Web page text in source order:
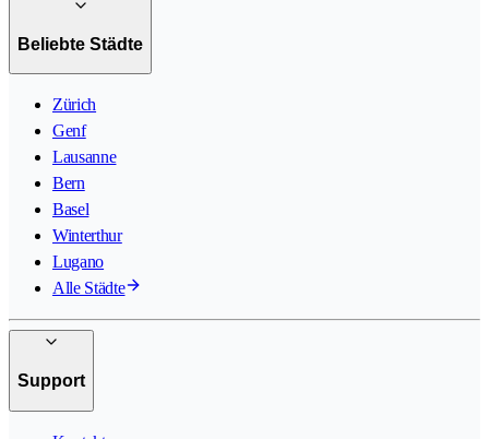
Beliebte Städte
Zürich
Genf
Lausanne
Bern
Basel
Winterthur
Lugano
Alle Städte
Support